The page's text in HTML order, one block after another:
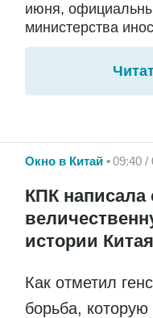
июня,
министерства
Окно в Китай 09:40 /
КПК
истории
Как отметил
борьба,